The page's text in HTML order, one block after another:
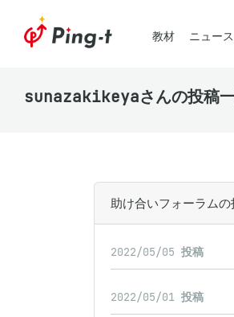
教材 ニュース
sunazakikeyaさんの投稿
助け合いフォーラムの
2022/05/05 投稿
2022/05/01 投稿